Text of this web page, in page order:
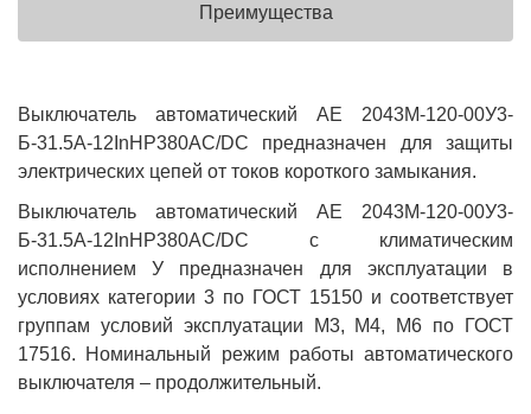
Преимущества
Выключатель автоматический АЕ 2043М-120-00У3-
Б-31.5А-12InНР380AC/DC предназначен для защиты
электрических цепей от токов короткого замыкания.
Выключатель автоматический АЕ 2043М-120-00У3-
Б-31.5А-12InНР380AC/DC с климатическим
исполнением У предназначен для эксплуатации в
условиях категории 3 по ГОСТ 15150 и соответствует
группам условий эксплуатации М3, М4, М6 по ГОСТ
17516. Номинальный режим работы автоматического
выключателя – продолжительный.